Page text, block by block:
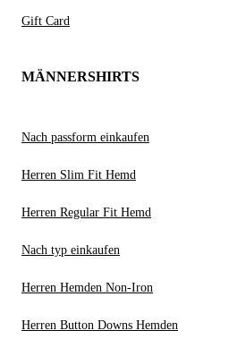
Gift Card
MÄNNERSHIRTS
Nach passform einkaufen
Herren Slim Fit Hemd
Herren Regular Fit Hemd
Nach typ einkaufen
Herren Hemden Non-Iron
Herren Button Downs Hemden